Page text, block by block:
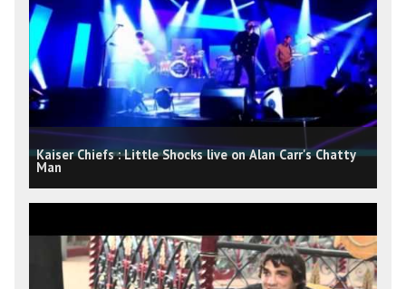
Kaiser Chiefs : Little Shocks live on Alan Carr's Chatty
Man